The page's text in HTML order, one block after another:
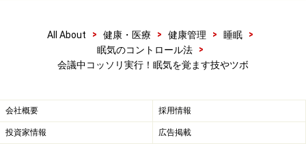
All About > 健康・医療 > 健康管理 > 睡眠
>
眠気のコントロール法
>
会議中コッソリ実行！眠気を覚ます技やツボ
会社概要 採用情報
投資家情報 広告掲載